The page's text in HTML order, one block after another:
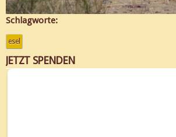
Schlagworte:
esel
JETZT SPENDEN